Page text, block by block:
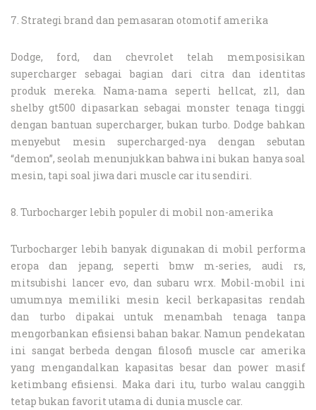
7. Strategi brand dan pemasaran otomotif amerika
Dodge, ford, dan chevrolet telah memposisikan
supercharger sebagai bagian dari citra dan identitas
produk mereka. Nama-nama seperti hellcat, zl1, dan
shelby gt500 dipasarkan sebagai monster tenaga tinggi
dengan bantuan supercharger, bukan turbo. Dodge bahkan
menyebut mesin supercharged-nya dengan sebutan
“demon”, seolah menunjukkan bahwa ini bukan hanya soal
mesin, tapi soal jiwa dari muscle car itu sendiri.
8. Turbocharger lebih populer di mobil non-amerika
Turbocharger lebih banyak digunakan di mobil performa
eropa dan jepang, seperti bmw m-series, audi rs,
mitsubishi lancer evo, dan subaru wrx. Mobil-mobil ini
umumnya memiliki mesin kecil berkapasitas rendah
dan turbo dipakai untuk menambah tenaga tanpa
mengorbankan efisiensi bahan bakar. Namun pendekatan
ini sangat berbeda dengan filosofi muscle car amerika
yang mengandalkan kapasitas besar dan power masif
ketimbang efisiensi. Maka dari itu, turbo walau canggih
tetap bukan favorit utama di dunia muscle car.